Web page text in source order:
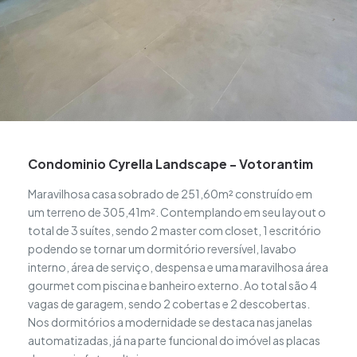
Condominio Cyrella Landscape - Votorantim
Maravilhosa casa sobrado de 251,60m² construído em
um terreno de 305,41m². Contemplando em seu layout o
total de 3 suítes, sendo 2 master com closet, 1 escritório
podendo se tornar um dormitório reversível, lavabo
interno, área de serviço, despensa e uma maravilhosa área
gourmet com piscina e banheiro externo. Ao total são 4
vagas de garagem, sendo 2 cobertas e 2 descobertas.
Nos dormitórios a modernidade se destaca nas janelas
automatizadas, já na parte funcional do imóvel as placas